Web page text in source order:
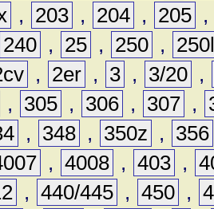
, 203 , 204 , 205 ,
240 , 25 , 250 ,
, 2er , 3 , 3/20 ,
, 305 , 306 , 307 ,
, 348 , 350z ,
356
, 4008 , 403 ,
, 440/445 , 450 ,